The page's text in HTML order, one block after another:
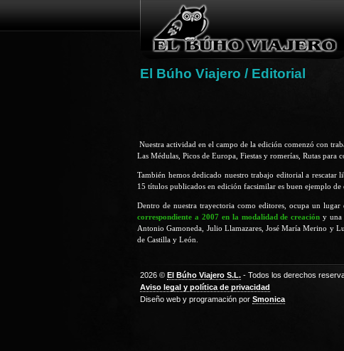
El Búho Viajero / Editorial
Nuestra actividad en el campo de la edición comenzó con
Las Médulas, Picos de Europa, Fiestas y romerías, Rutas
También hemos dedicado nuestro trabajo editorial a rescatar
15 títulos publicados en edición facsimilar es buen ejemplo de
Dentro de nuestra trayectoria como editores, ocupa un
correspondiente a 2007 en la modalidad de creación y una
Antonio Gamoneda, Julio Llamazares, José María Merino y
de Castilla y León.
2026 © El Búho Viajero S.L. - Todos los derechos
Aviso legal y política de privacidad
Diseño web y programación por Smonica